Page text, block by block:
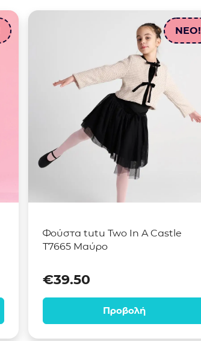
NEO!
Φούστα tutu Two In A Castle
T7665 Μαύρο
€39.50
Προβολή